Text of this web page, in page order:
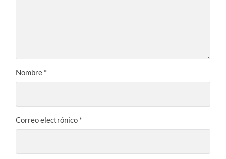
Nombre *
Correo electrónico *